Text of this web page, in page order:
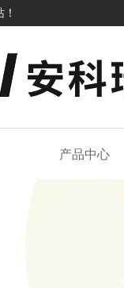
产品中心